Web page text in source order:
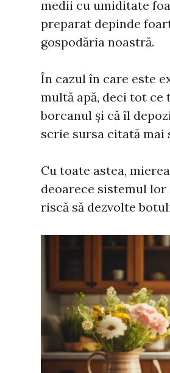
medii cu umiditate
preparat depinde
gospodăria noastră.
În cazul în care este
multă apă, deci tot ce
borcanul și că îl
scrie sursa citată mai
Cu toate astea,
deoarece sistemul
riscă să dezvolte